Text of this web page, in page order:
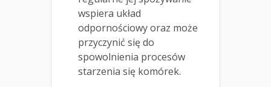
wspiera układ
odpornościowy oraz może
przyczynić się do
spowolnienia procesów
starzenia się komórek.